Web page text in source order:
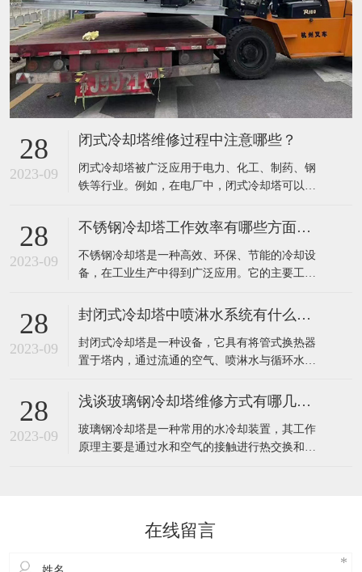
28
2023-09
闭式冷却塔维修过程中注意哪些？
​闭式冷却塔被广泛应用于电力、化工、制药、钢
铁等行业。例如，在电厂中，闭式冷却塔可以有
在钢铁行业中，该设备可以有效地降低高炉排放
废气温度，减少环境污染。​在闭式冷却塔的维修
过程中，需要注意以下几点：定期检查：应定期
对闭式冷却塔进行详细检查，包括塔体、集水
28
2023-09
不锈钢冷却塔工作效率有哪些方面提高？
​不锈钢冷却塔是一种高效、环保、节能的冷却设
备，在工业生产中得到广泛应用。它的主要工作
触，使水冷器内热水的热量迅速传递到填料中，
再通过风机将热空气排出室外，完成热量的转
移，达到冷却效果。​不锈钢冷却塔的工作效率主
要可以通过以下几个方面来提高：1、采用高效的
28
2023-09
封闭式冷却塔中喷淋水系统有什么作用？
​封闭式冷却塔是一种设备，它具有将管式换热器
置于塔内，通过流通的空气、喷淋水与循环水的
其能够保证水质不受污染，很好的保护了主设备
时，可以停掉喷淋水系统，起到节水效果。​封闭
式冷却塔中的喷淋水系统主要有以下作用：增强
28
2023-09
浅谈玻璃钢冷却塔维修方式有哪几种？
​玻璃钢冷却塔是一种常用的水冷却装置，其工作
原理主要是通过水和空气的接触进行热交换和质
修：风机是冷却塔的核心部件，需要进行定期的
检查和维护。具体步骤包括关闭电源，停止使
在线留言